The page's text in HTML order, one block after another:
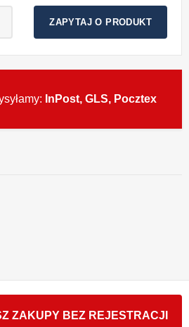
ZAPYTAJ O PRODUKT
InPost, GLS, Pocztex
ZAKUPY BEZ REJESTRACJI